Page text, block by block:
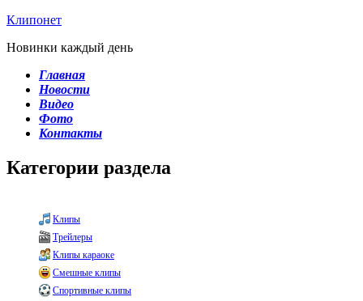
Клипонет
Новинки каждый день
Главная
Новости
Видео
Фото
Контакты
Категории раздела
Клипы
Трейлеры
Клипы караоке
Смешные клипы
Спортивные клипы